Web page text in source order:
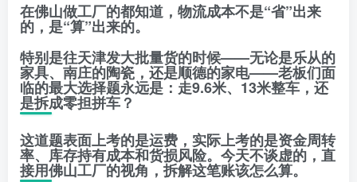
在佛山做工厂的都知道，物流成本不是“省”出来
的，是“算”出来的。
特别是往天津发大批量货的时候——无论是乐从的
家具、南庄的陶瓷，还是顺德的家电——老板们面
临的最大选择题永远是： 走9.6米、13米整车，还
是拆成零担拼车？
这道题表面上考的是运费，实际上考的是资金周转
率、库存持有成本和货损风险。今天不谈虚的，直
接用佛山工厂的视角，拆解这笔账该怎么算。